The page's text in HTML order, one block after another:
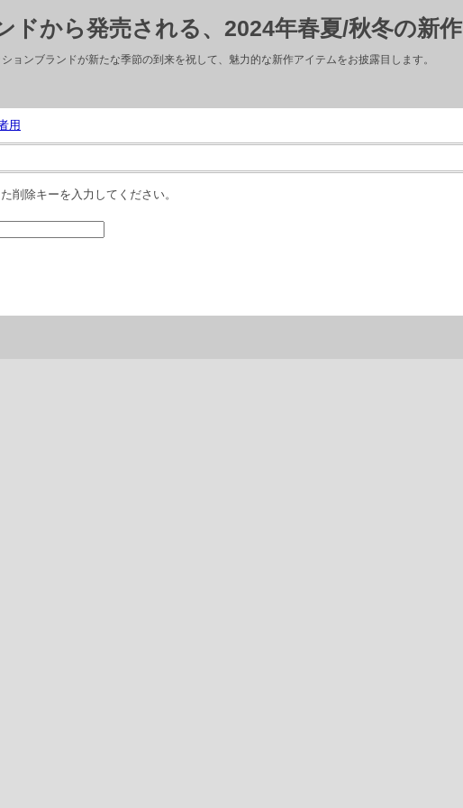
ドから発売される、2024年春夏/秋冬の新作
ョンブランドが新たな季節の到来を祝して、魅力的な新作アイテムをお披露目します。
用
削除キーを入力してください。